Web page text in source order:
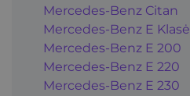
Mercedes-Benz Citan
Mercedes-Benz E Klasė
Mercedes-Benz E 200
Mercedes-Benz E 220
Mercedes-Benz E 230